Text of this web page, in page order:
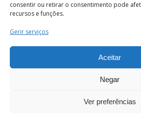
consentir ou retirar o consentimento pode
recursos e funções.
Gerir serviços
Aceitar
Negar
Ver preferências
Termos e Condições
os direitos reservados.